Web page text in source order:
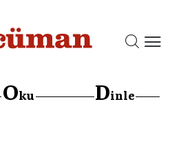
Oku Dinle